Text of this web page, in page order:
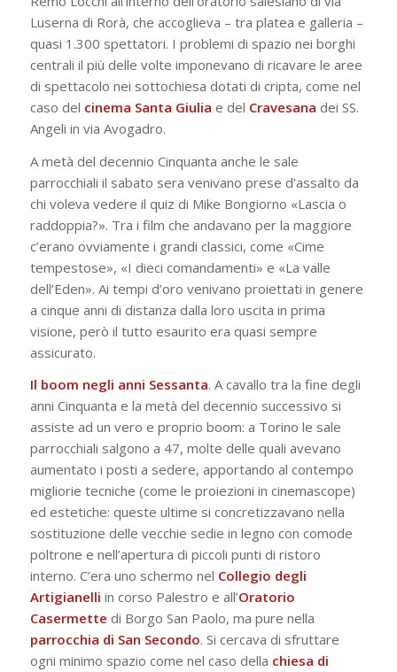
Luserna di Rorà, che accoglieva – tra platea e galleria –
quasi 1.300 spettatori. I problemi di spazio nei borghi
centrali il più delle volte imponevano di ricavare le aree
di spettacolo nei sottochiesa dotati di cripta, come nel
caso del cinema Santa Giulia e del Cravesana dei SS.
Angeli in via Avogadro.
A metà del decennio Cinquanta anche le sale
parrocchiali il sabato sera venivano prese d’assalto da
chi voleva vedere il quiz di Mike Bongiorno «Lascia o
raddoppia?». Tra i film che andavano per la maggiore
c’erano ovviamente i grandi classici, come «Cime
tempestose», «I dieci comandamenti» e «La valle
dell’Eden». Ai tempi d’oro venivano proiettati in genere
a cinque anni di distanza dalla loro uscita in prima
visione, però il tutto esaurito era quasi sempre
assicurato.
Il boom negli anni Sessanta. A cavallo tra la fine degli
anni Cinquanta e la metà del decennio successivo si
assiste ad un vero e proprio boom: a Torino le sale
parrocchiali salgono a 47, molte delle quali avevano
aumentato i posti a sedere, apportando al contempo
migliorie tecniche (come le proiezioni in cinemascope)
ed estetiche: queste ultime si concretizzavano nella
sostituzione delle vecchie sedie in legno con comode
poltrone e nell’apertura di piccoli punti di ristoro
interno. C’era uno schermo nel Collegio degli
Artigianelli in corso Palestro e all’Oratorio
Casermette di Borgo San Paolo, ma pure nella
parrocchia di San Secondo. Si cercava di sfruttare
ogni minimo spazio come nel caso della chiesa di